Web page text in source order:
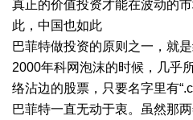
真正的价值投资才能在波动的
此，中国也如此
巴菲特做投资的原则之一，就
2000年科网泡沫的时候，几乎
络沾边的股票，只要名字里有
巴菲特一直无动于衷。虽然那